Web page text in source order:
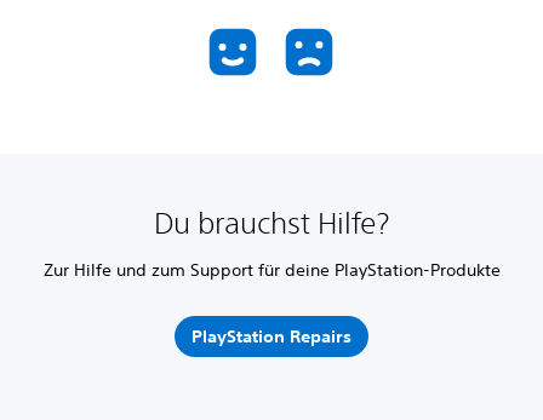
Du brauchst Hilfe?
Zur Hilfe und zum Support für deine PlayStation-Produkte
PlayStation Repairs